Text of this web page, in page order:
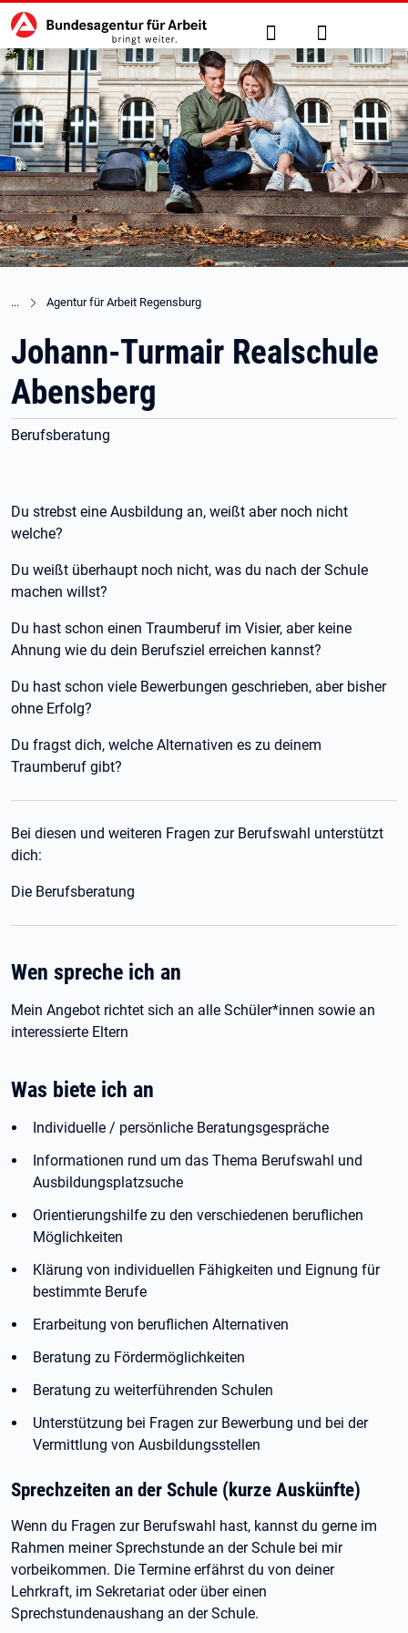
zu den Hauptinhalten springen
Hauptnavigation Suche Anmelden
Agentur für Arbeit Regensburg
Johann-Turmair Realschule
Abensberg
Berufsberatung
Du strebst eine Ausbildung an, weißt aber noch nicht
welche?
Du weißt überhaupt noch nicht, was du nach der Schule
machen willst?
Du hast schon einen Traumberuf im Visier, aber keine
Ahnung wie du dein Berufsziel erreichen kannst?
Du hast schon viele Bewerbungen geschrieben, aber bisher
ohne Erfolg?
Du fragst dich, welche Alternativen es zu deinem
Traumberuf gibt?
Bei diesen und weiteren Fragen zur Berufswahl unterstützt
dich:
Die Berufsberatung
Wen spreche ich an
Mein Angebot richtet sich an alle Schüler*innen sowie an
interessierte Eltern
Was biete ich an
Individuelle / persönliche Beratungsgespräche
Informationen rund um das Thema Berufswahl und
Ausbildungsplatzsuche
Orientierungshilfe zu den verschiedenen beruflichen
Möglichkeiten
Klärung von individuellen Fähigkeiten und Eignung für
bestimmte Berufe
Erarbeitung von beruflichen Alternativen
Beratung zu Fördermöglichkeiten
Beratung zu weiterführenden Schulen
Unterstützung bei Fragen zur Bewerbung und bei der
Vermittlung von Ausbildungsstellen
Sprechzeiten an der Schule (kurze Auskünfte)
Wenn du Fragen zur Berufswahl hast, kannst du gerne im
Rahmen meiner Sprechstunde an der Schule bei mir
vorbeikommen. Die Termine erfährst du von deiner
Lehrkraft, im Sekretariat oder über einen
Sprechstundenaushang an der Schule.